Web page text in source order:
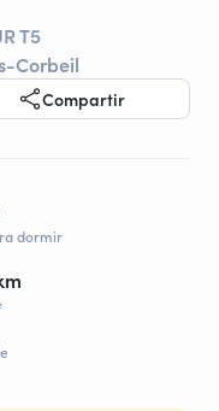
T5
Corbeil
Compartir
dormir